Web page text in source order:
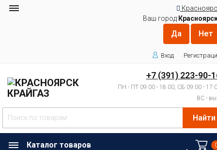
Ваш город
Вход
+7 (391) 223-90-
ПН - ПТ 09:00 - 18:00, СБ 09:00 -
ВС -
Найти
Каталог товаров